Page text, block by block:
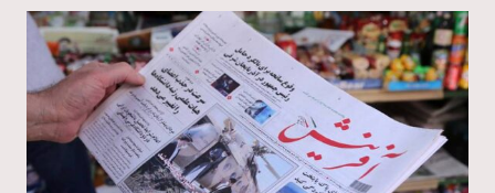
LES
PAYS
EN
DÉVELOPPEMENT